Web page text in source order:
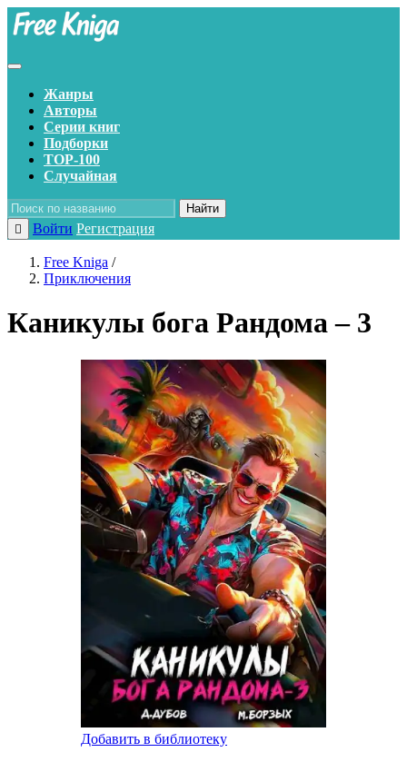
Жанры
Авторы
Серии книг
Подборки
TOP-100
Случайная
Найти
Войти Регистрация
Free Kniga /
Приключения
Каникулы бога Рандома – 3
Добавить в библиотеку